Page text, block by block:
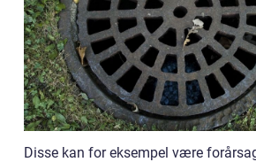
Disse kan for eksempel være